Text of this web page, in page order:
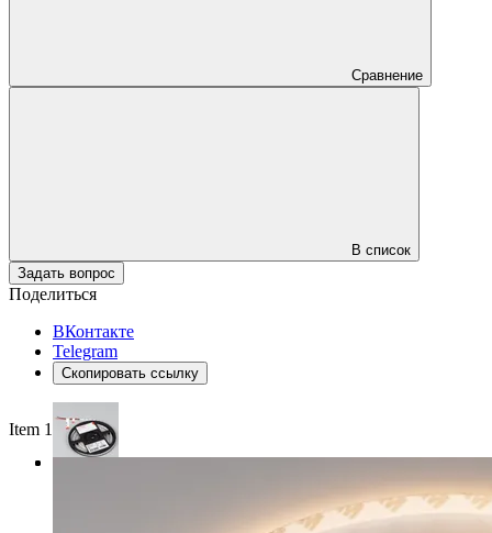
Сравнение
В список
Задать вопрос
Поделиться
ВКонтакте
Telegram
Скопировать ссылку
Item 1 of 3